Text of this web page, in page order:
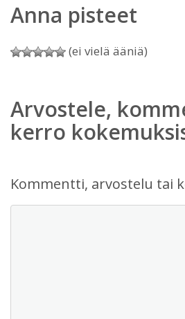
Anna pisteet
(ei vielä ääniä)
Arvostele,
kerro
Kommentti, arvostelu tai